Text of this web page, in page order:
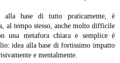
base di tutto praticamente, è
al tempo stesso, anche molto difficile
una metafora chiara e semplice è
idea alla base di fortissimo impatto
e mentalmente.